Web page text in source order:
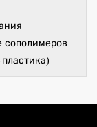
сополимеров